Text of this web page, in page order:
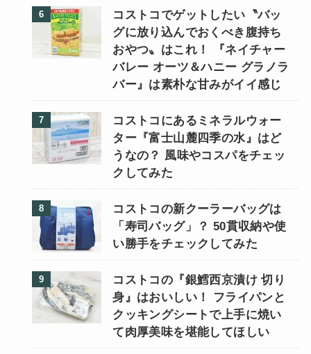
コストコでゲットしたい〝バッ
グに放り込んでおくべき腹持ち
おやつ〟はこれ！ 『ネイチャー
バレー オーツ＆ハニー グラノラ
バー』は素朴な甘みがイイ感じ
コストコにあるミネラルウォー
ター『富士山麓四季の水』はど
うなの？ 風味やコスパをチェッ
クしてみた
コストコの新クーラーバッグは
「寿司バッグ」？ 50貫収納や使
い勝手をチェックしてみた
コストコの『銀鱈西京漬け 切り
身』はおいしい！ フライパンと
クッキングシートで上手に焼い
て肉厚美味を堪能してほしい